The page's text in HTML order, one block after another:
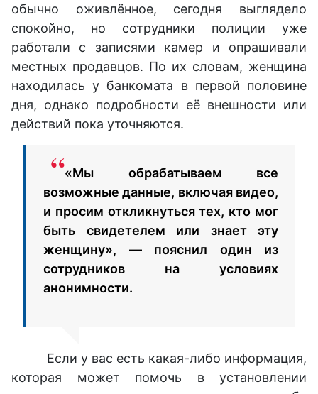
обычно оживлённое, сегодня выглядело
спокойно, но сотрудники полиции уже
работали с записями камер и опрашивали
местных продавцов. По их словам, женщина
находилась у банкомата в первой половине
дня, однако подробности её внешности или
действий пока уточняются.
«Мы обрабатываем все
возможные данные, включая видео,
и просим откликнуться тех, кто мог
быть свидетелем или знает эту
женщину», — пояснил один из
сотрудников на условиях
анонимности.
Если у вас есть какая-либо информация,
которая может помочь в установлении